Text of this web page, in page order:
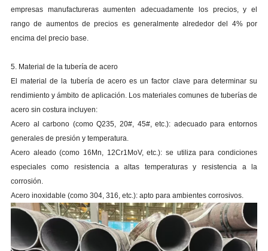
empresas manufactureras aumenten adecuadamente los precios, y el
rango de aumentos de precios es generalmente alrededor del 4% por
encima del precio base.
5. Material de la tubería de acero
El material de la tubería de acero es un factor clave para determinar su
rendimiento y ámbito de aplicación. Los materiales comunes de tuberías de
acero sin costura incluyen:
Acero al carbono (como Q235, 20#, 45#, etc.): adecuado para entornos
generales de presión y temperatura.
Acero aleado (como 16Mn, 12Cr1MoV, etc.): se utiliza para condiciones
especiales como resistencia a altas temperaturas y resistencia a la
corrosión.
Acero inoxidable (como 304, 316, etc.): apto para ambientes corrosivos.